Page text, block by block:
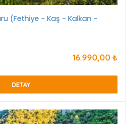
(Fethiye - Kaş - Kalkan -
16.990,00 ₺
DETAY